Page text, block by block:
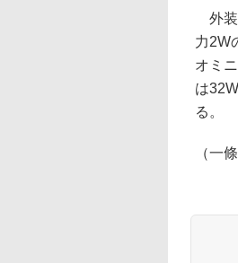
外装
力2W
オミ
は
る。
（一